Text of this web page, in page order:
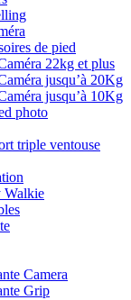
de pied
22kg et plus
jusqu’à 20Kg
jusqu’à 10Kg
photo
triple ventouse
Walkie
Camera
Grip